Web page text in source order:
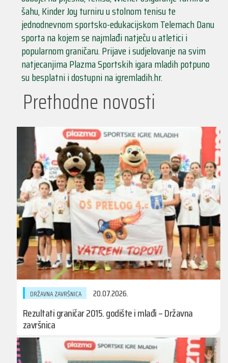
šahu, Kinder Joy turniru u stolnom tenisu te
jednodnevnom sportsko-edukacijskom Telemach Danu
sporta na kojem se najmlađi natječu u atletici i
popularnom graničaru. Prijave i sudjelovanje na svim
natjecanjima Plazma Sportskih igara mladih potpuno
su besplatni i dostupni na igremladih.hr.
Prethodne novosti
DRŽAVNA ZAVRŠNICA 20.07.2026.
Rezultati graničar 2015. godište i mlađi – Državna
završnica